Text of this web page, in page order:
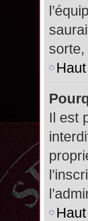
sorte,
Haut
Il est
Haut